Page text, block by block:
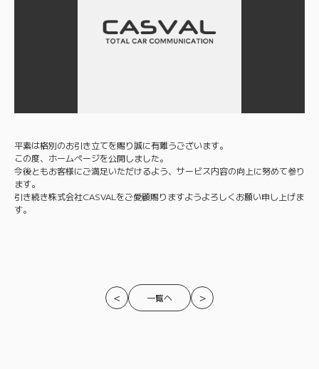
平素は格別のお引き立てを賜り誠に有難うございます。
この度、ホームページを公開しました。
今後ともお客様にご満足いただけるよう、サービス内容の向上に努めて参り
ます。
引き続き株式会社CASVALをご愛顧賜りますようよろしくお願い申し上げま
す。
＜ 一覧へ ＞